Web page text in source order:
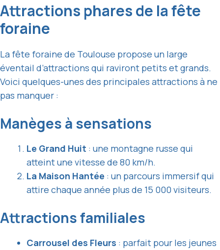
Attractions phares de la fête
foraine
La fête foraine de Toulouse propose un large
éventail d’attractions qui raviront petits et grands.
Voici quelques-unes des principales attractions à ne
pas manquer :
Manèges à sensations
Le Grand Huit : une montagne russe qui
atteint une vitesse de 80 km/h.
La Maison Hantée : un parcours immersif qui
attire chaque année plus de 15 000 visiteurs.
Attractions familiales
Carrousel des Fleurs : parfait pour les jeunes